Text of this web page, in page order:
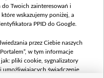
Twoich zainteresowań i
wskazujemy poniżej, a
PPID do Google.
przez Ciebie naszych
w tym informacje
pliki cookie, sygnalizatory
świadczenie